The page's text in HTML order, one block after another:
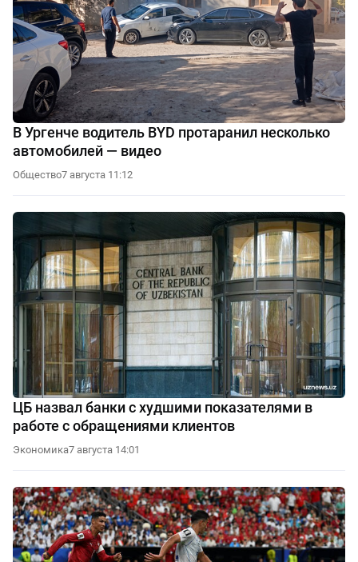
В Ургенче водитель BYD протаранил несколько
автомобилей — видео
Общество7 августа 11:12
ЦБ назвал банки с худшими показателями в
работе с обращениями клиентов
Экономика7 августа 14:01